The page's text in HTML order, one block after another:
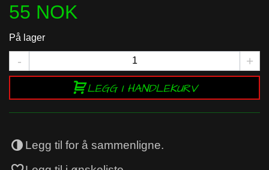
55 NOK
På lager
- +
LEGG I HANDLEKURV
Legg til for å sammenligne.